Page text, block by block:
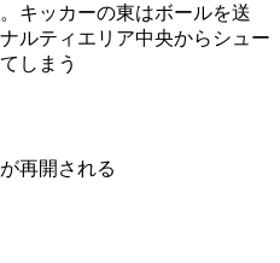
キッカーの東はボールを送
ルティエリア中央からシュー
しまう
再開される